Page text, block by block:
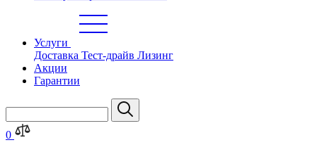
Услуги
Доставка Тест-драйв Лизинг
Акции
Гарантии
0